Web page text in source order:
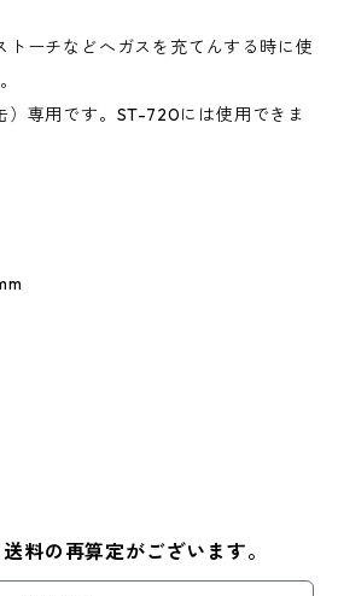
トーチなどへガスを充てんする時に使
専用です。ST-720には使用できま
料の再算定がございます。